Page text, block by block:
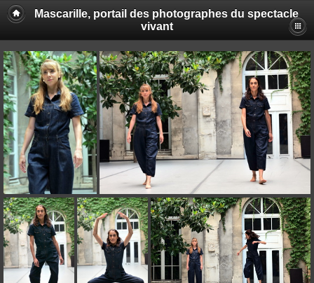
Mascarille, portail des photographes du spectacle
vivant